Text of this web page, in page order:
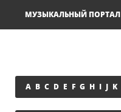
МУЗЫКАЛЬНЫЙ ПОРТАЛ
A B C D E F G H I J K